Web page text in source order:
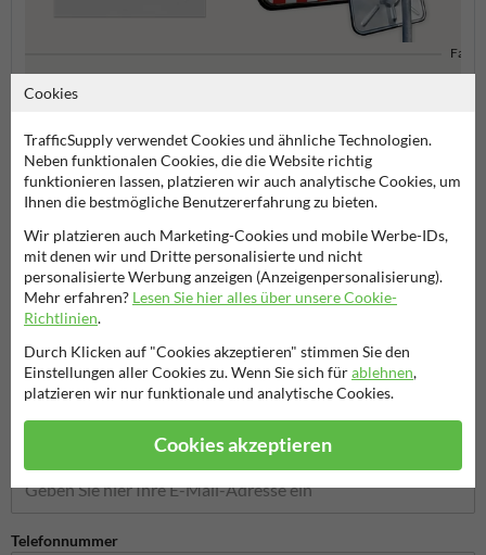
Stadtmobiliar
Stellen Sie Ihre Frage an NachbarschaftsschutzSchild.de
Name*
Firmenname
Telefonnummer
Cookies
TrafficSupply verwendet Cookies und ähnliche Technologien.
Neben funktionalen Cookies, die die Website richtig
funktionieren lassen, platzieren wir auch analytische Cookies, um
Ihnen die bestmögliche Benutzererfahrung zu bieten.
Wir platzieren auch Marketing-Cookies und mobile Werbe-IDs,
mit denen wir und Dritte personalisierte und nicht
personalisierte Werbung anzeigen (Anzeigenpersonalisierung).
Mehr erfahren? Lesen Sie hier alles über unsere Cookie-
Richtlinien.
Durch Klicken auf "Cookies akzeptieren" stimmen Sie den
Einstellungen aller Cookies zu. Wenn Sie sich fürablehnen,
platzieren wir nur funktionale und analytische Cookies.
Cookies akzeptieren